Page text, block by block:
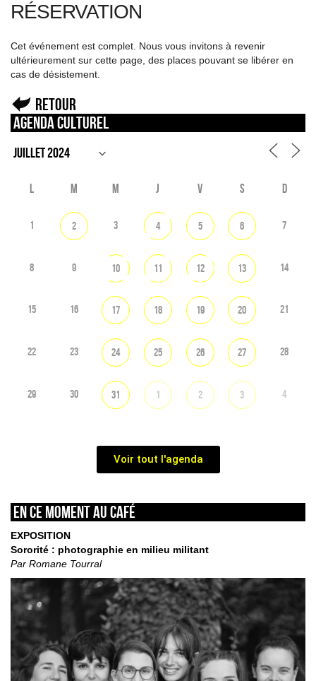
RÉSERVATION
Cet événement est complet. Nous vous invitons à revenir
ultérieurement sur cette page, des places pouvant se libérer en
cas de désistement.
Retour
Agenda culturel
L M M J V S D
1 2 3 4 5 6 7
8 9 10 11 12 13 14
15 16 17 18 19 20 21
22 23 24 25 26 27 28
29 30 31 1 2 3 4
Voir tout l'agenda
En ce moment au café
EXPOSITION
Sororité : photographie en milieu militant
Par Romane Tourral